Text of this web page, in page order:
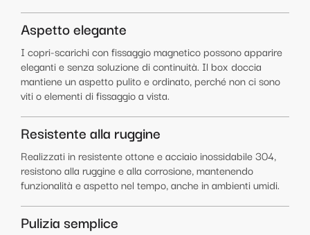
Aspetto elegante
I copri-scarichi con fissaggio magnetico possono apparire
eleganti e senza soluzione di continuità. Il box doccia
mantiene un aspetto pulito e ordinato, perché non ci sono
viti o elementi di fissaggio a vista.
Resistente alla ruggine
Realizzati in resistente ottone e acciaio inossidabile 304,
resistono alla ruggine e alla corrosione, mantenendo
funzionalità e aspetto nel tempo, anche in ambienti umidi.
Pulizia semplice